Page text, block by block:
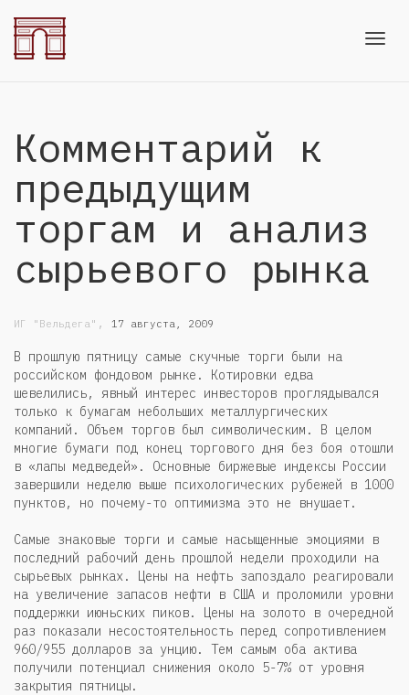
Комментарий к
предыдущим
торгам и анализ
сырьевого рынка
ИГ "Вельдега" , 17 августа, 2009
В прошлую пятницу самые скучные торги были на
российском фондовом рынке. Котировки едва
шевелились, явный интерес инвесторов проглядывался
только к бумагам небольших металлургических
компаний. Объем торгов был символическим. В целом
многие бумаги под конец торгового дня без боя отошли
в «лапы медведей». Основные биржевые индексы России
завершили неделю выше психологических рубежей в 1000
пунктов, но почему-то оптимизма это не внушает.
Самые знаковые торги и самые насыщенные эмоциями в
последний рабочий день прошлой недели проходили на
сырьевых рынках. Цены на нефть запоздало реагировали
на увеличение запасов нефти в США и проломили уровни
поддержки июньских пиков. Цены на золото в очередной
раз показали несостоятельность перед сопротивлением
960/955 долларов за унцию. Тем самым оба актива
получили потенциал снижения около 5-7% от уровня
закрытия пятницы.